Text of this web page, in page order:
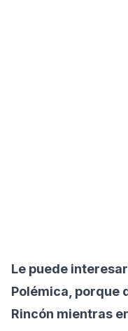
Le puede
Polémica, porque
Rincón mientras